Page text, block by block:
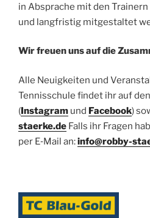
in Abspra­che mit den
und lang­fris­tig mit­ge­stal­tet
Wir freu­en uns auf die
Alle Neu­ig­kei­ten und
Ten­nis­schu­le fin­det ihr auf
(Insta­gram und Face­book)
staerke.de Falls ihr Fra­gen
per E‑Mail an:info@robby-